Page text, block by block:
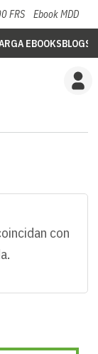
FRS Ebook MDD
EBOOKSBLOGS
con